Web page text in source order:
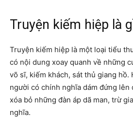
Truyện kiếm hiệp là
Truyện kiếm hiệp là một loại tiểu
có nội dung xoay quanh về những
võ sĩ, kiếm khách, sát thủ giang hồ.
người có chính nghĩa dám đứng lên
xóa bỏ những đàn áp dã man, trừ
nghĩa.